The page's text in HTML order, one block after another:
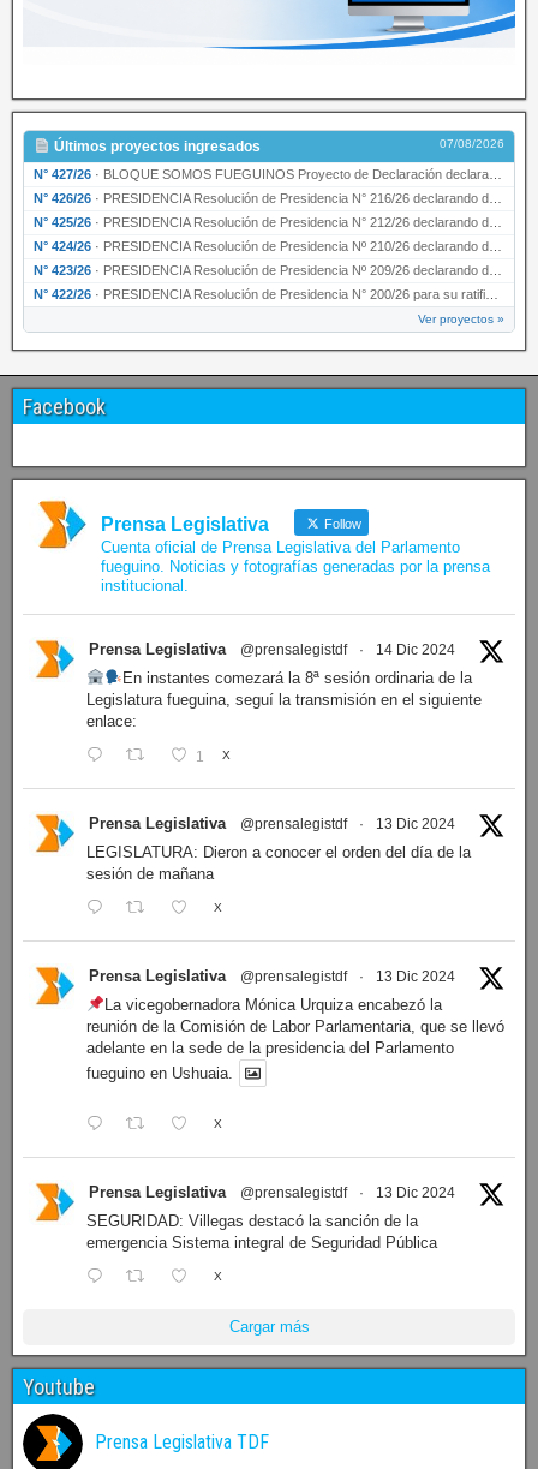
Últimos proyectos ingresados 07/08/2026
N° 427/26 · BLOQUE SOMOS FUEGUINOS Proyecto de Declaración declarando de interés provincial PRESIDENCI…
N° 426/26 · PRESIDENCIA Resolución de Presidencia N° 216/26 declarando de interés provincial la labor …
N° 425/26 · PRESIDENCIA Resolución de Presidencia N° 212/26 declarando de interés provincial el “50° A…
N° 424/26 · PRESIDENCIA Resolución de Presidencia Nº 210/26 declarando de interés provincial el proyec…
N° 423/26 · PRESIDENCIA Resolución de Presidencia Nº 209/26 declarando de interés provincial la presen…
N° 422/26 · PRESIDENCIA Resolución de Presidencia N° 200/26 para su ratificación.
Ver proyectos »
Facebook
Prensa Legislativa Follow
Cuenta oficial de Prensa Legislativa del Parlamento
fueguino. Noticias y fotografías generadas por la prensa
institucional.
Prensa Legislativa @prensalegistdf · 14 Dic 2024
En instantes comezará la 8ª sesión ordinaria de la
Legislatura fueguina, seguí la transmisión en el siguiente
enlace:
1 X
Prensa Legislativa @prensalegistdf · 13 Dic 2024
LEGISLATURA: Dieron a conocer el orden del día de la
sesión de mañana
X
Prensa Legislativa @prensalegistdf · 13 Dic 2024
La vicegobernadora Mónica Urquiza encabezó la
reunión de la Comisión de Labor Parlamentaria, que se llevó
adelante en la sede de la presidencia del Parlamento
fueguino en Ushuaia.
X
Prensa Legislativa @prensalegistdf · 13 Dic 2024
SEGURIDAD: Villegas destacó la sanción de la
emergencia Sistema integral de Seguridad Pública
X
Cargar más
Youtube
Prensa Legislativa TDF